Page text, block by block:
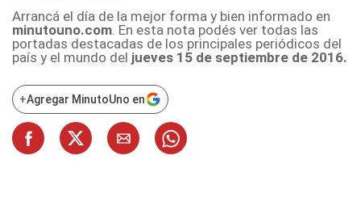
Arrancá el día de la mejor forma y bien informado en
minutouno.com. En esta nota podés ver todas las
portadas destacadas de los principales periódicos del
país y el mundo del jueves 15 de septiembre de 2016.
+Agregar MinutoUno en